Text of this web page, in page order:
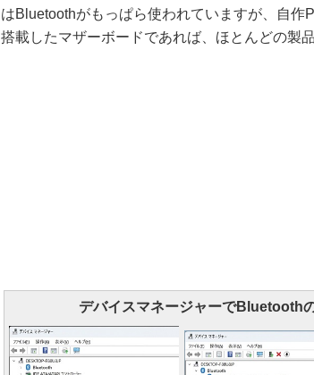
はBluetoothがもっぱら使われていますが、自作
搭載したマザーボードであれば、ほとんどの製
デバイスマネージャーでBluetooth